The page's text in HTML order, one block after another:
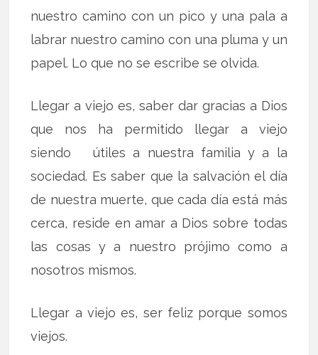
nuestro camino con un pico y una pala a
labrar nuestro camino con una pluma y un
papel. Lo que no se escribe se olvida.
Llegar a viejo es, saber dar gracias a Dios
que nos ha permitido llegar a viejo
siendo útiles a nuestra familia y a la
sociedad. Es saber que la salvación el día
de nuestra muerte, que cada día está más
cerca, reside en amar a Dios sobre todas
las cosas y a nuestro prójimo como a
nosotros mismos.
Llegar a viejo es, ser feliz porque somos
viejos.